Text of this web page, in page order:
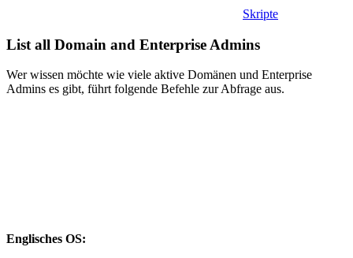
Skripte
List all Domain and Enterprise Admins
Wer wissen möchte wie viele aktive Domänen und Enterprise
Admins es gibt, führt folgende Befehle zur Abfrage aus.
Englisches OS: